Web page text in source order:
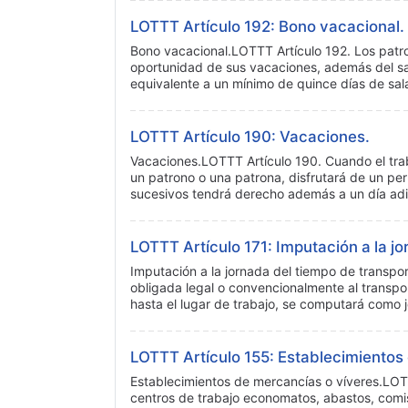
LOTTT Artículo 192: Bono vacacional.
Bono vacacional.LOTTT Artículo 192. Los
oportunidad de sus vacaciones, además del
equivalente a un mínimo de quince días de
LOTTT Artículo 190: Vacaciones.
Vacaciones.LOTTT Artículo 190. Cuando el
un patrono o una patrona, disfrutará de un
sucesivos tendrá derecho además a un día
LOTTT Artículo 171: Imputación a la
Imputación a la jornada del tiempo de
obligada legal o convencionalmente al
hasta el lugar de trabajo, se computará
LOTTT Artículo 155:
Establecimientos de mercancías o
centros de trabajo economatos, abastos,